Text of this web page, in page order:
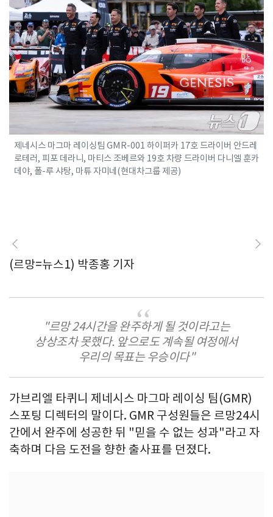
제네시스 마그마 레이싱팀 GMR-001 하이퍼카 17호 드라이버 안드레
로테러, 피포 데라니, 마티스 조베르와 19호 차량 드라이버 다니엘 훈카
데야, 폴-루 샤탕, 마튜 자미네(현대차그룹 제공)
(르망=뉴스1) 박종홍 기자
"르망 24시간을 완주하게 될 것이라고는
상상조차 못했다. 앞으로도 계속될 여정에서
우리의 목표는 우승이다"
가브리엘 타퀴니 제네시스 마그마 레이싱 팀(GMR)
스포팅 디렉터의 말이다. GMR 구성원들은 르망24시
간에서 완주에 성공한 뒤 "믿을 수 없는 성과"라고 자
축하며 다음 도전을 향한 출사표를 던졌다.